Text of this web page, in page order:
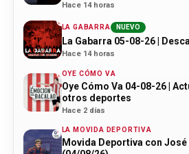
Hace 14 horas
LA GABARRA NUEVO
La Gabarra 05-08-26 |
Hace 14 horas
OYE CÓMO VA
Oye Cómo Va 04-08-26 |
otros deportes
Hace 2 días
LA MOVIDA DEPORTIVA
Movida Deportiva con